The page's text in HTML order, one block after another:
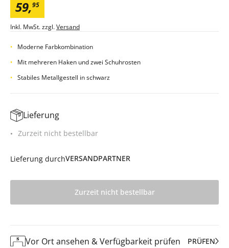
59,95
Inkl. MwSt. zzgl.Versand
Moderne Farbkombination
Mit mehreren Haken und zwei Schuhrosten
Stabiles Metallgestell in schwarz
Lieferung
Zurzeit nicht bestellbar
Lieferung durchVERSANDPARTNER
Zurzeit nicht bestellbar
Vor Ort ansehen & Verfügbarkeit prüfen PRÜFEN